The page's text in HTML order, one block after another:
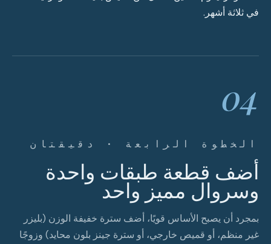
في ثلاثة أشهر.
04
الخطوة الرابعة · دقيقتان
أضف قطعة طبقات واحدة
وسروال مميز واحد
بمجرد أن يصبح الأساس قويًا، أضف سترة خفيفة الوزن (بليزر
غير منظم، أو قميص خارجي، أو سترة جينز بلون محايد) وزوجًا